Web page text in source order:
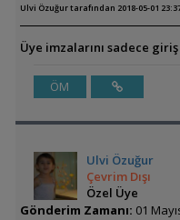
Ulvi Özuğur tarafından 2018-05-01
Üye imzalarını sadece
ÖM
Ulvi Özuğur
Çevrim Dışı
Özel Üye
Gönderim Zamanı: 01